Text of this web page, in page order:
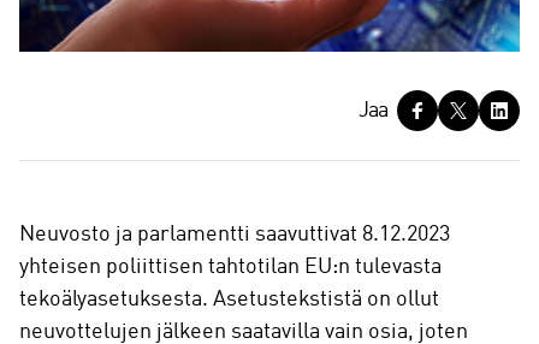
a
Jaa
Neuvosto ja parlamentti saavuttivat 8.12.2023
yhteisen poliittisen tahtotilan EU:n tulevasta
tekoälyasetuksesta. Asetustekstistä on ollut
neuvottelujen jälkeen saatavilla vain osia, joten